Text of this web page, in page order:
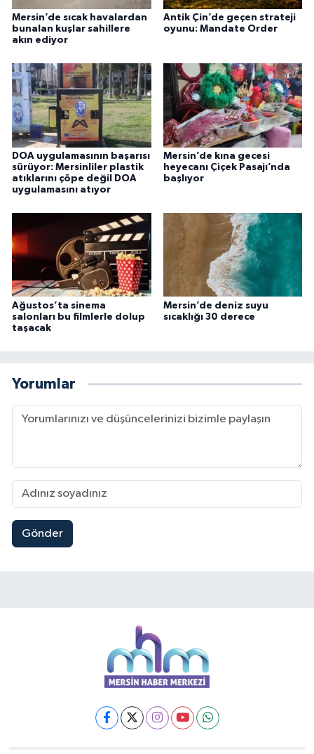
Mersin’de sıcak havalardan
bunalan kuşlar sahillere
akın ediyor
Antik Çin’de geçen strateji
oyunu: Mandate Order
DOA uygulamasının başarısı
sürüyor: Mersinliler plastik
atıklarını çöpe değil DOA
uygulamasını atıyor
Mersin’de kına gecesi
heyecanı Çiçek Pasajı’nda
başlıyor
Ağustos’ta sinema
salonları bu filmlerle dolup
taşacak
Mersin’de deniz suyu
sıcaklığı 30 derece
Yorumlar
Gönder